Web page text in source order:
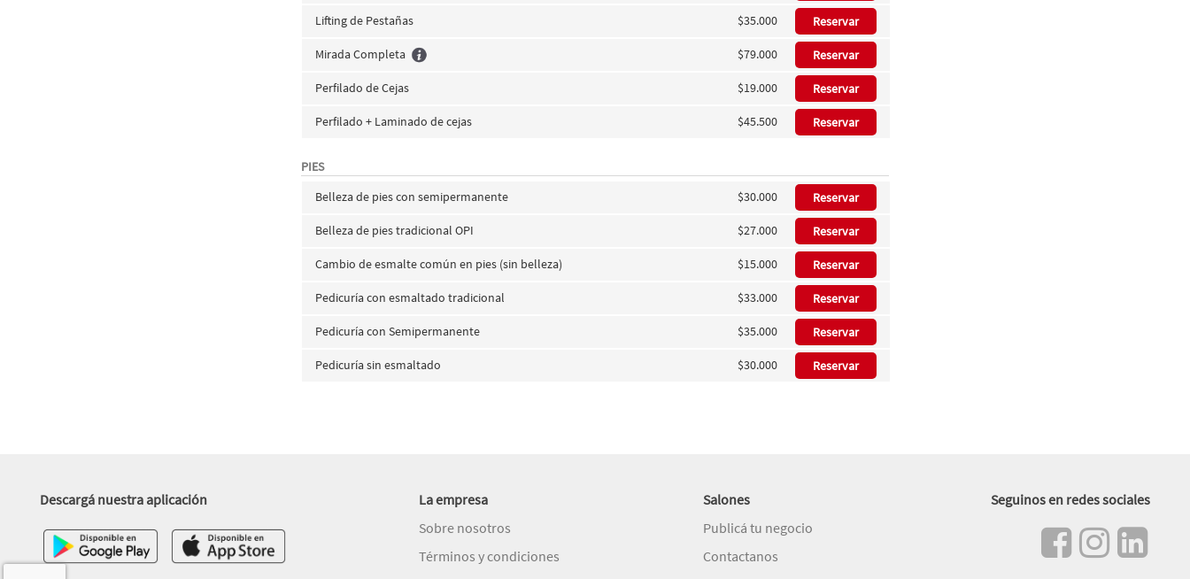
Lifting de Pestañas $35.000 Reservar
Mirada Completa $79.000 Reservar
Perfilado de Cejas $19.000 Reservar
Perfilado + Laminado de cejas $45.500 Reservar
PIES
Belleza de pies con semipermanente
$30.000 Reservar
Belleza de pies tradicional OPI $27.000 Reservar
Cambio de esmalte común en pies (sin belleza) $15.000 Reservar
Pedicuría con esmaltado tradicional $33.000 Reservar
Pedicuría con Semipermanente $35.000 Reservar
Pedicuría sin esmaltado $30.000 Reservar
Descargá nuestra aplicación
La empresa
Sobre nosotros
Términos y condiciones
Salones
Publicá tu negocio
Contactanos
Seguinos en redes sociales